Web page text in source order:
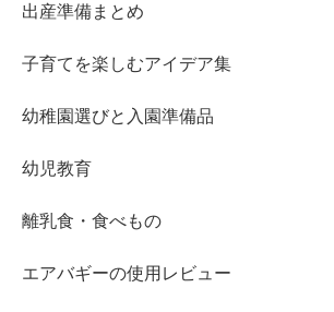
出産準備まとめ
子育てを楽しむアイデア集
幼稚園選びと入園準備品
幼児教育
離乳食・食べもの
エアバギーの使用レビュー